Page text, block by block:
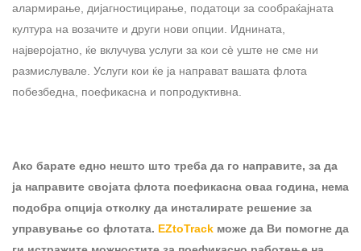
алармирање, дијагностицирање, податоци за сообраќајната
култура на возачите и други нови опции. Иднината,
најверојатно, ќе вклучува услуги за кои сè уште не сме ни
размислувале. Услуги кои ќе ја направат вашата флота
побезбедна, поефикасна и попродуктивна.
Ако барате едно нешто што треба да го направите, за да
ја направите својата флота поефикасна оваа година, нема
подобра опција отколку да инсталирате решение за
управување со флотата. EZtoTrack може да Ви помогне да